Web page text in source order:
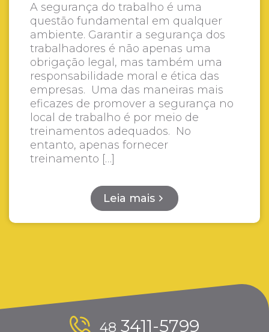
A segurança do trabalho é uma
questão fundamental em qualquer
ambiente. Garantir a segurança dos
trabalhadores é não apenas uma
obrigação legal, mas também uma
responsabilidade moral e ética das
empresas. Uma das maneiras mais
eficazes de promover a segurança no
local de trabalho é por meio de
treinamentos adequados. No
entanto, apenas fornecer
treinamento […]
Leia mais
48 3411-5799